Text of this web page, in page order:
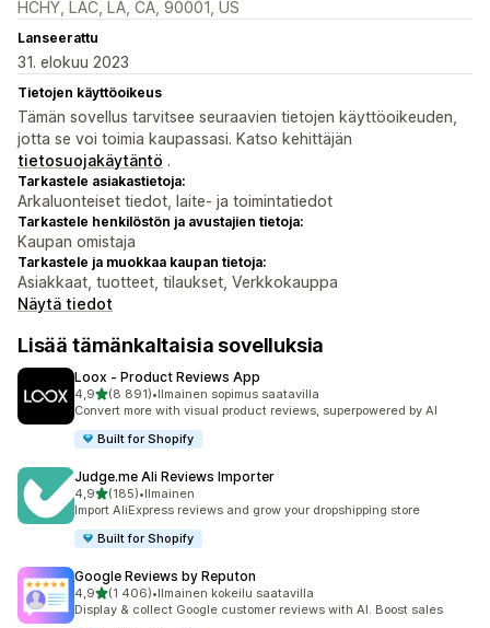
HCHY, LAC, LA, CA, 90001, US
Lanseerattu
31. elokuu 2023
Tietojen käyttöoikeus
Tämän sovellus tarvitsee seuraavien tietojen käyttöoikeuden,
jotta se voi toimia kaupassasi. Katso kehittäjän
tietosuojakäytäntö .
Tarkastele asiakastietoja:
Arkaluonteiset tiedot, laite- ja toimintatiedot
Tarkastele henkilöstön ja avustajien tietoja:
Kaupan omistaja
Tarkastele ja muokkaa kaupan tietoja:
Asiakkaat, tuotteet, tilaukset, Verkkokauppa
Näytä tiedot
Lisää tämänkaltaisia sovelluksia
Loox ‑ Product Reviews App
4,9/ 5 tähteä
(8 891)
8891 arvostelua yhteensä
•Ilmainen sopimus saatavilla
Convert more with visual product reviews, superpowered by AI
Built for Shopify
Judge.me Ali Reviews Importer
4,9/ 5 tähteä
(185)
185 arvostelua yhteensä
•Ilmainen
Import AliExpress reviews and grow your dropshipping store
Built for Shopify
Google Reviews by Reputon
4,9/ 5 tähteä
(1 406)
1406 arvostelua yhteensä
•Ilmainen kokeilu saatavilla
Display & collect Google customer reviews with AI. Boost sales